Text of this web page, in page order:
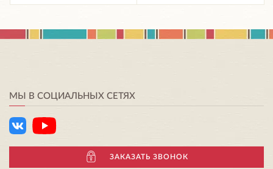
МЫ В СОЦИАЛЬНЫХ СЕТЯХ
ЗАКАЗАТЬ ЗВОНОК